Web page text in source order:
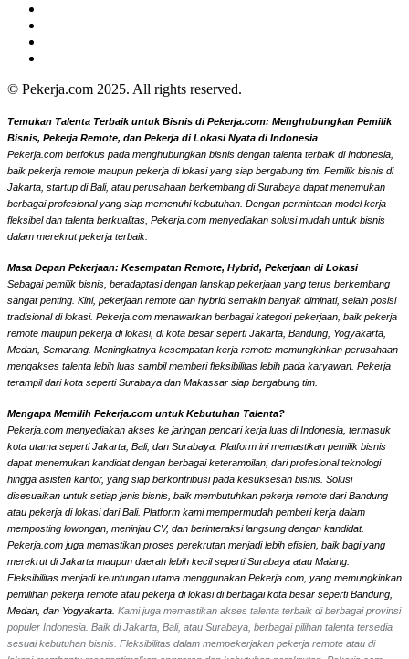
© Pekerja.com 2025. All rights reserved.
Temukan Talenta Terbaik untuk Bisnis di Pekerja.com: Menghubungkan Pemilik
Bisnis, Pekerja Remote, dan Pekerja di Lokasi Nyata di Indonesia
Pekerja.com berfokus pada menghubungkan bisnis dengan talenta terbaik di Indonesia,
baik pekerja remote maupun pekerja di lokasi yang siap bergabung tim. Pemilik bisnis di
Jakarta, startup di Bali, atau perusahaan berkembang di Surabaya dapat menemukan
berbagai profesional yang siap memenuhi kebutuhan. Dengan permintaan model kerja
fleksibel dan talenta berkualitas, Pekerja.com menyediakan solusi mudah untuk bisnis
dalam merekrut pekerja terbaik.
Masa Depan Pekerjaan: Kesempatan Remote, Hybrid, Pekerjaan di Lokasi
Sebagai pemilik bisnis, beradaptasi dengan lanskap pekerjaan yang terus berkembang
sangat penting. Kini, pekerjaan remote dan hybrid semakin banyak diminati, selain posisi
tradisional di lokasi. Pekerja.com menawarkan berbagai kategori pekerjaan, baik pekerja
remote maupun pekerja di lokasi, di kota besar seperti Jakarta, Bandung, Yogyakarta,
Medan, Semarang. Meningkatnya kesempatan kerja remote memungkinkan perusahaan
mengakses talenta lebih luas sambil memberi fleksibilitas lebih pada karyawan. Pekerja
terampil dari kota seperti Surabaya dan Makassar siap bergabung tim.
Mengapa Memilih Pekerja.com untuk Kebutuhan Talenta?
Pekerja.com menyediakan akses ke jaringan pencari kerja luas di Indonesia, termasuk
kota utama seperti Jakarta, Bali, dan Surabaya. Platform ini memastikan pemilik bisnis
dapat menemukan kandidat dengan berbagai keterampilan, dari profesional teknologi
hingga asisten kantor, yang siap berkontribusi pada kesuksesan bisnis. Solusi
disesuaikan untuk setiap jenis bisnis, baik membutuhkan pekerja remote dari Bandung
atau pekerja di lokasi dari Bali. Platform kami mempermudah pemberi kerja dalam
memposting lowongan, meninjau CV, dan berinteraksi langsung dengan kandidat.
Pekerja.com juga memastikan proses perekrutan menjadi lebih efisien, baik bagi yang
merekrut di Jakarta maupun daerah lebih kecil seperti Surabaya atau Malang.
Fleksibilitas menjadi keuntungan utama menggunakan Pekerja.com, yang memungkinkan
pemilihan pekerja remote atau pekerja di lokasi di berbagai kota besar seperti Bandung,
Medan, dan Yogyakarta. Kami juga memastikan akses talenta terbaik di berbagai provinsi
populer Indonesia. Baik di Jakarta, Bali, atau Surabaya, berbagai pilihan talenta tersedia
sesuai kebutuhan bisnis. Fleksibilitas dalam mempekerjakan pekerja remote atau di